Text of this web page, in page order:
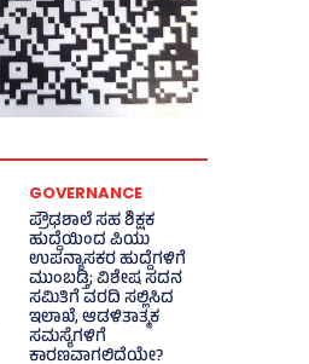
GOVERNANCE
ಪ್ರೌಢಶಾಲೆ ಸಹ ಶಿಕ್ಷಕ
ಹುದ್ದೆಯಿಂದ ಪಿಯು
ಉಪನ್ಯಾಸಕರ ಹುದ್ದೆಗಳಿಗೆ
ಮುಂಬಡ್ತಿ; ವಿಶೇಷ ಸದನ
ಸಮಿತಿಗೆ ವರದಿ ಸಲ್ಲಿಸಿದ
ಇಲಾಖೆ, ಆಡಳಿತಾತ್ಮಕ
ಸಮಸ್ಯೆಗಳಿಗೆ
ಕಾರಣವಾಗಲಿದೆಯೇ?